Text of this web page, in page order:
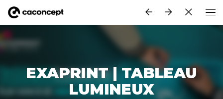
Aller au contenu principal
EXAPRINT | TABLEAU
LUMINEUX